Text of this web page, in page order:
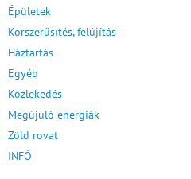
Épületek
Korszerűsítés, felújítás
Háztartás
Egyéb
Közlekedés
Megújuló energiák
Zöld rovat
INFÓ